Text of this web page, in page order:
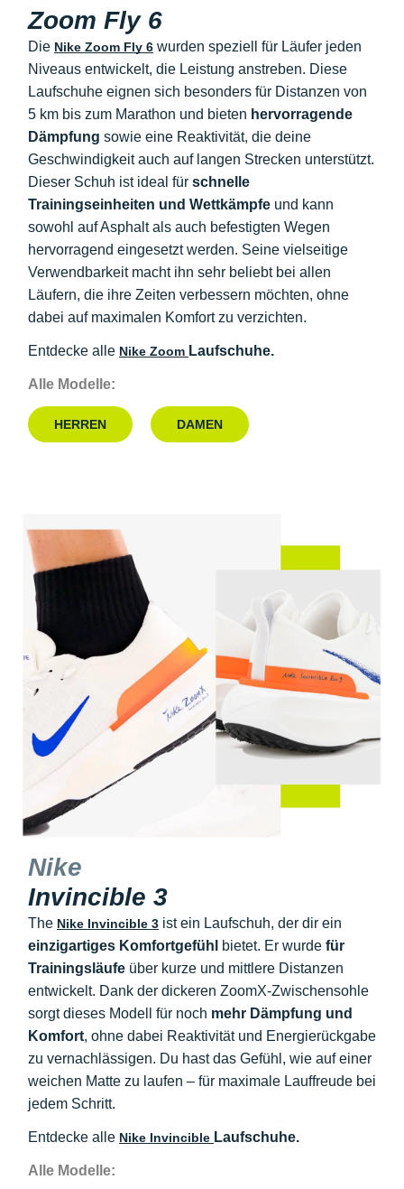
Zoom Fly 6
Die Nike Zoom Fly 6 wurden speziell für Läufer jeden
Niveaus entwickelt, die Leistung anstreben. Diese
Laufschuhe eignen sich besonders für Distanzen von
5 km bis zum Marathon und bieten hervorragende
Dämpfung sowie eine Reaktivität, die deine
Geschwindigkeit auch auf langen Strecken unterstützt.
Dieser Schuh ist ideal für schnelle
Trainingseinheiten und Wettkämpfe und kann
sowohl auf Asphalt als auch befestigten Wegen
hervorragend eingesetzt werden. Seine vielseitige
Verwendbarkeit macht ihn sehr beliebt bei allen
Läufern, die ihre Zeiten verbessern möchten, ohne
dabei auf maximalen Komfort zu verzichten.
Entdecke alle Nike Zoom Laufschuhe.
Alle Modelle:
HERREN DAMEN
Nike
Invincible 3
The Nike Invincible 3 ist ein Laufschuh, der dir ein
einzigartiges Komfortgefühl
bietet. Er wurde für
Trainingsläufe über kurze und mittlere Distanzen
entwickelt. Dank der dickeren ZoomX-Zwischensohle
sorgt dieses Modell für noch mehr Dämpfung und
Komfort, ohne dabei Reaktivität und Energierückgabe
zu vernachlässigen. Du hast das Gefühl, wie auf einer
weichen Matte zu laufen – für maximale Lauffreude bei
jedem Schritt.
Entdecke alle Nike Invincible Laufschuhe.
Alle Modelle: